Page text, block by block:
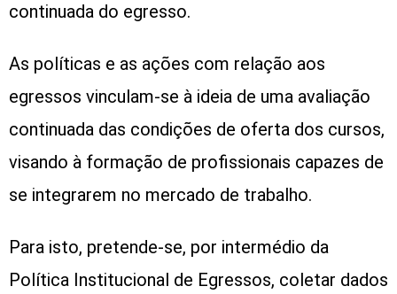
continuada do egresso.
As políticas e as ações com relação aos
egressos vinculam-se à ideia de uma avaliação
continuada das condições de oferta dos cursos,
visando à formação de profissionais capazes de
se integrarem no mercado de trabalho.
Para isto, pretende-se, por intermédio da
Política Institucional de Egressos, coletar dados